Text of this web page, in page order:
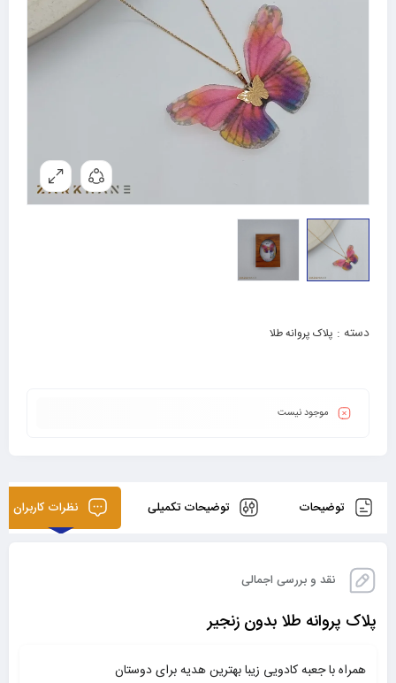
موجود نیست
دسته : پلاک پروانه طلا
توضیحات توضیحات تکمیلی نظرات کاربران
نقد و بررسی اجمالی
پلاک پروانه طلا بدون زنجیر
همراه با جعبه کادویی زیبا بهترین هدیه برای دوستان